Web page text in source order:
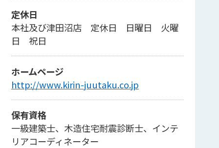
定休日
本社及び津田沼店 定休日 日曜日 火曜
日 祝日
ホームページ
http://www.kirin-juutaku.co.jp
保有資格
一級建築士、木造住宅耐震診断士、インテ
リアコーディネーター